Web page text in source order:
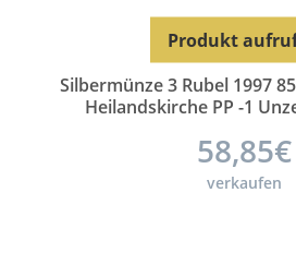
Silbermünze 3 Rubel 1997
Heilandskirche PP -1
58,85€
verkaufen
Produkt